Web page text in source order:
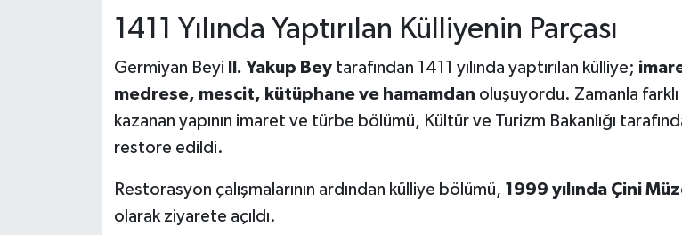
1411 Yılında Yaptırılan Külliyenin Parçası
Germiyan Beyi II. Yakup Beytarafından 1411 yılında yaptırılan külliye;
medrese, mescit, kütüphane ve hamamdan oluşuyordu. Zamanla
kazanan yapının imaret ve türbe bölümü, Kültür ve Turizm Bakanlığı
restore edildi.
Restorasyon çalışmalarının ardından külliye bölümü, 1999 yılında Çini
olarak ziyarete açıldı.